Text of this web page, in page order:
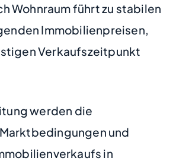
Wohnraum führt zu stabilen
Immobilienpreisen,
Verkaufszeitpunkt
werden die
und
in